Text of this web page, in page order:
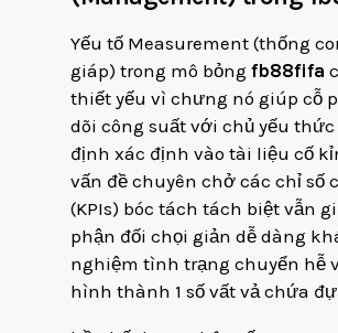
Yếu tố Measurement (thống
giáp) trong mô bỏng fb88fifa
thiết yếu vì chưng nó giúp cỗ
dõi công suất với chủ yếu
định xác định vào tài liệu cố
vấn đề chuyên chở các chỉ số
(KPIs) bóc tách tách biệt vẫn
phận đối chọi giản dễ dàng
nghiệm tình trạng chuyển hễ
hình thành 1 số vất vả chứa